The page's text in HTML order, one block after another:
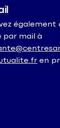
également
par mail à
en